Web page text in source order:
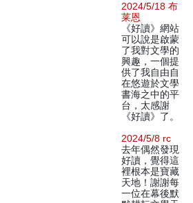
2024/5/18 布
莱恩
《好讀》網站
可以說是啟蒙
了我對文學的
興趣，一個提
供了我自由自
在悠遊於文學
書海之中的平
台，太感謝
《好讀》了。
2024/5/8 rc
去年偶然發現
好讀，覺得這
裡根本是寶藏
天地！謝謝每
一位在幕後默